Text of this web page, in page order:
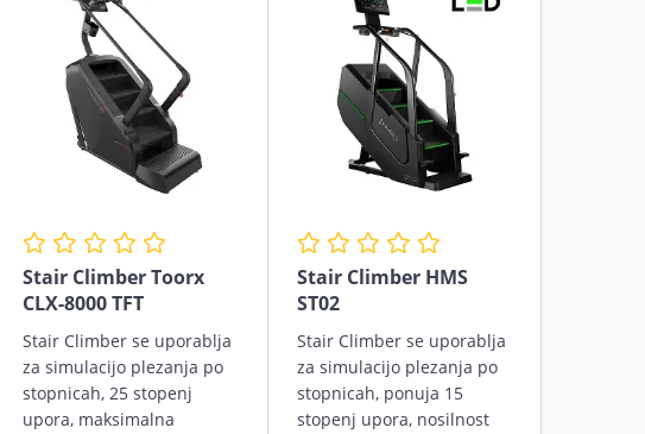
Stair Climber Toorx
CLX-8000 TFT
Stair Climber se uporablja
za simulacijo plezanja po
stopnicah, 25 stopenj
upora, maksimalna
Stair Climber HMS
ST02
Stair Climber se uporablja
za simulacijo plezanja po
stopnicah, ponuja 15
stopenj upora, nosilnost